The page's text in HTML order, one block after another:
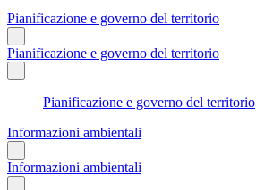
Pianificazione e governo del territorio
Pianificazione e governo del territorio
Pianificazione e governo del territorio
Informazioni ambientali
Informazioni ambientali